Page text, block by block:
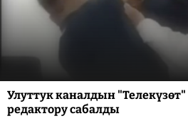
Улуттук каналдын
редактору сабалды